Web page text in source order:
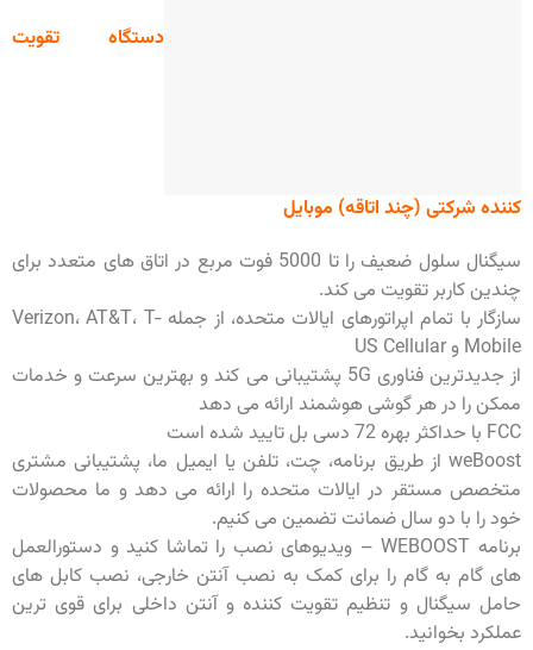
دستگاه تقویت
کننده شرکتی (چند اتاقه) موبایل
سیگنال سلول ضعیف را تا 5000 فوت مربع در اتاق های متعدد برای
چندین کاربر تقویت می کند.
سازگار با تمام اپراتورهای ایالات متحده، از جمله Verizon، AT&T، T-
Mobile و US Cellular
از جدیدترین فناوری 5G پشتیبانی می کند و بهترین سرعت و خدمات
ممکن را در هر گوشی هوشمند ارائه می دهد
FCC با حداکثر بهره 72 دسی بل تایید شده است
weBoost از طریق برنامه، چت، تلفن یا ایمیل ما، پشتیبانی مشتری
متخصص مستقر در ایالات متحده را ارائه می دهد و ما محصولات
خود را با دو سال ضمانت تضمین می کنیم.
برنامه WEBOOST – ویدیوهای نصب را تماشا کنید و دستورالعمل
های گام به گام را برای کمک به نصب آنتن خارجی، نصب کابل های
حامل سیگنال و تنظیم تقویت کننده و آنتن داخلی برای قوی ترین
عملکرد بخوانید.